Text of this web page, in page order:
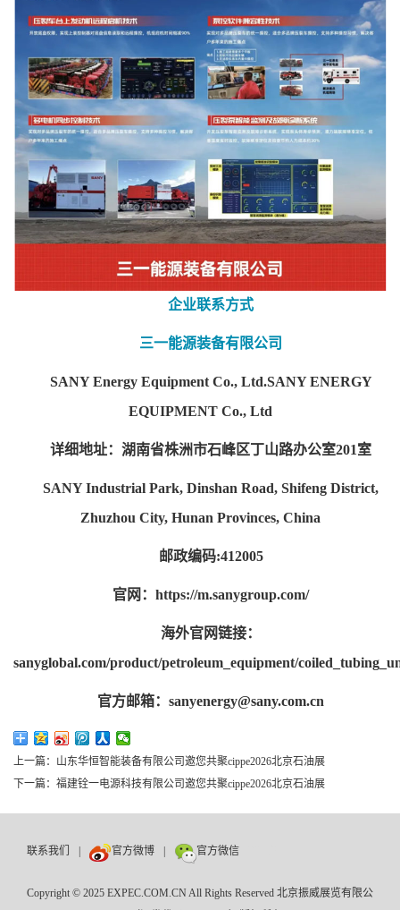
企业联系方式
三一能源装备有限公司
SANY Energy Equipment Co., Ltd.SANY ENERGY
EQUIPMENT Co., Ltd
详细地址：湖南省株洲市石峰区丁山路办公室201室
SANY Industrial Park, Dinshan Road, Shifeng District,
Zhuzhou City, Hunan Provinces, China
邮政编码:412005
官网：https://m.sanygroup.com/
海外官网链接：
sanyglobal.com/product/petroleum_equipment/
官方邮箱：sanyenergy@sany.com.cn
上一篇：山东华恒智能装备有限公司邀您共聚cippe2026北京石油展
下一篇：福建铨一电源科技有限公司邀您共聚cippe2026北京石油展
联系我们 官方微博 官方微信
Copyright © 2025 EXPEC.COM.CN All Rights Reserved 北京振威展览有限公